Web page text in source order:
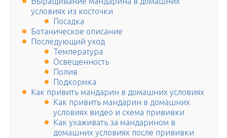
условиях из косточки
Посадка
Ботаническое описание
Последующий уход
Температура
Освещенность
Полив
Подкормка
Как привить мандарин в домашних условиях
Как привить мандарин в домашних
условиях видео и схема прививки
Как ухаживать за мандарином в
домашних условиях после прививки